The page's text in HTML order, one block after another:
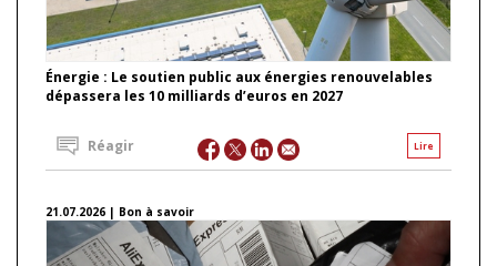
Énergie : Le soutien public aux énergies renouvelables
dépassera les 10 milliards d’euros en 2027
Lire
Réagir
21.07.2026 | Bon à savoir